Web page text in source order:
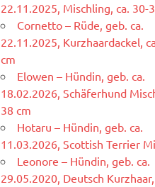
22.11.2025, Mischling, ca. 30-
Cornetto – Rüde, geb. ca.
22.11.2025, Kurzhaardackel,
cm
Elowen – Hündin, geb. ca.
18.02.2026, Schäferhund
38 cm
Hotaru – Hündin, geb. ca.
11.03.2026, Scottish Terrier
Leonore – Hündin, geb. ca.
29.05.2020, Deutsch